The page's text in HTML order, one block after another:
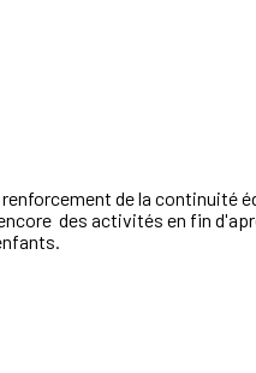
de la continuité
des activités en fin